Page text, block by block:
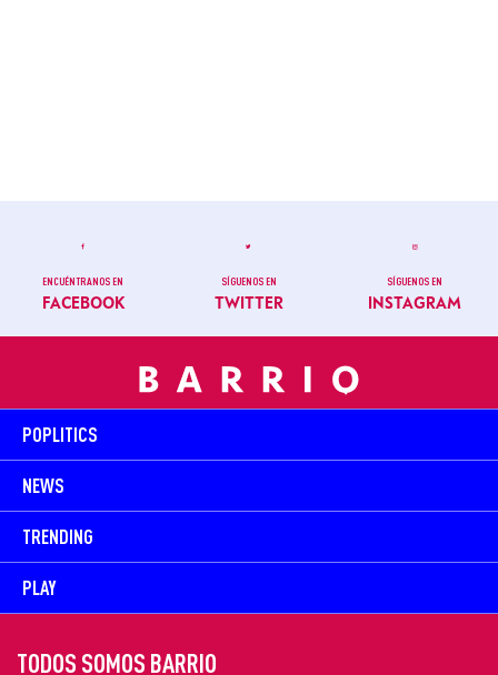
ENCUÉNTRANOS EN
FACEBOOK
SÍGUENOS EN
TWITTER
SÍGUENOS EN
INSTAGRAM
POPLITICS
NEWS
TRENDING
PLAY
TODOS SOMOS BARRIO